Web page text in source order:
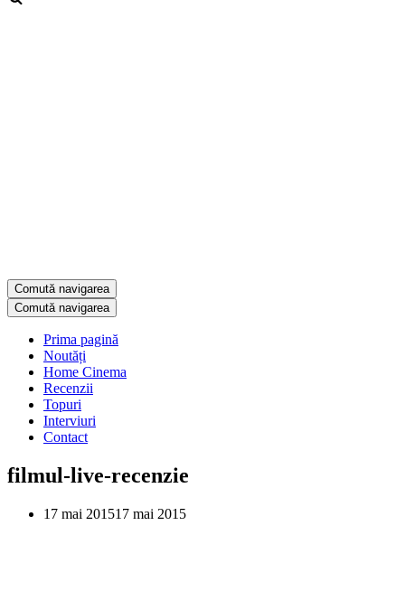
Comută navigarea
Comută navigarea
Prima pagină
Noutăți
Home Cinema
Recenzii
Topuri
Interviuri
Contact
filmul-live-recenzie
17 mai 201517 mai 2015